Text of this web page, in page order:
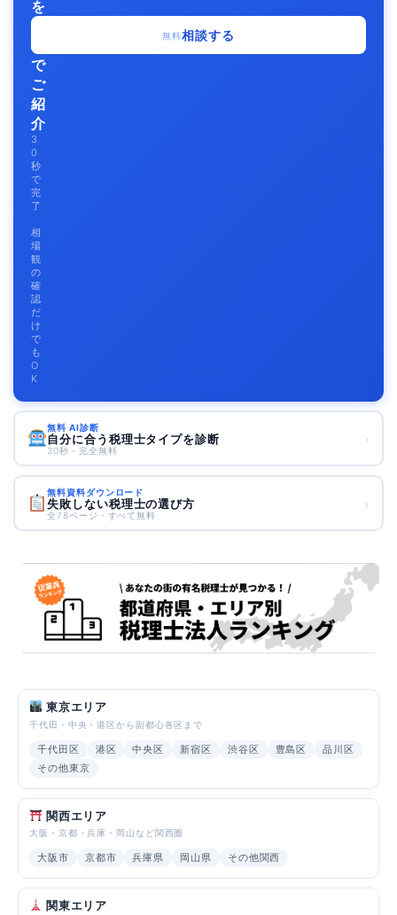
を
無
料
で
ご
紹
介
3
0
秒
で
完
了
相
場
観
の
確
認
だ
け
で
も
O
K
無料相談する
無料 AI診断
自分に合う税理士タイプを診断
30秒・完全無料
›
無料資料ダウンロード
失敗しない税理士の選び方
全78ページ・すべて無料
›
東京エリア
千代田・中央・港区から副都心各区まで
千代田区 港区 中央区 新宿区 渋谷区 豊島区
品川区
その他東京
関西エリア
大阪・京都・兵庫・岡山など関西圏
大阪市 京都市 兵庫県 岡山県 その他関西
関東エリア